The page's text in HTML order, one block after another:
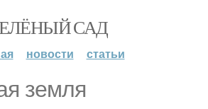
САД
новости статьи
земля